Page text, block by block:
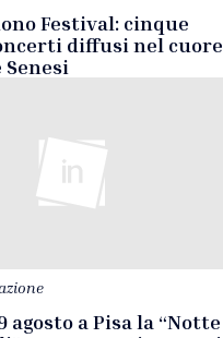
Festival: cinque
diffusi nel cuore
agosto a Pisa la “Notte